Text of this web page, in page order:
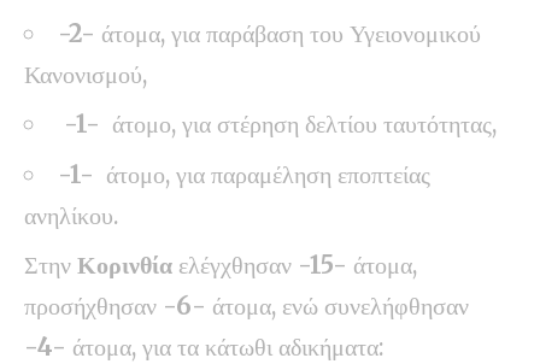
-2- άτομα, για παράβαση του Υγειονομικού
Κανονισμού,
-1- άτομο, για στέρηση δελτίου ταυτότητας,
-1- άτομο, για παραμέληση εποπτείας
ανηλίκου.
Στην Κορινθία ελέγχθησαν -15- άτομα,
προσήχθησαν -6- άτομα, ενώ συνελήφθησαν
-4- άτομα, για τα κάτωθι αδικήματα: